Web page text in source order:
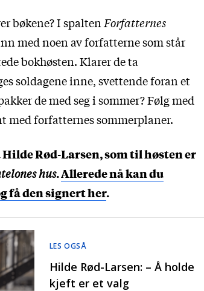
bøkene? I spalten Forfatternes
med noen av forfatterne som står
bokhøsten. Klarer de ta
soldagene inne, svettende foran et
de med seg i sommer? Følg med
med forfatternes sommerplaner.
Rød-Larsen, som til høsten er
hus.Allerede nå kan du
få den signert her.
LES OGSÅ
Hilde Rød-Larsen: – Å holde
kjeft er et valg